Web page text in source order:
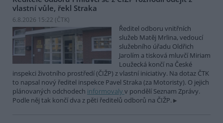
vlastní vůle, řekl Straka
6.8.2026 15:22 (ČTK)
Ředitel odboru vnitřních
služeb Matěj Mrlina, vedoucí
služebního úřadu Oldřich
Jarolím a tisková mluvčí Miriam
Loužecká končí na České
inspekci životního prostředí (ČIŽP) z vlastní iniciativy. Na dotaz ČTK
to napsal nový ředitel inspekce Pavel Straka (za Motoristy). O jejich
plánovaných odchodech informovaly v pondělí Seznam Zprávy.
Podle něj tak končí dva z pěti ředitelů odborů na ČIŽP.